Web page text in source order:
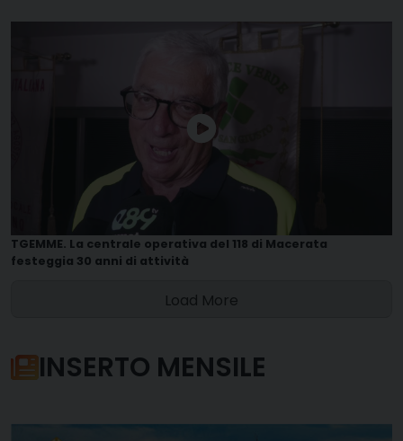
TGEMME. La centrale operativa del 118 di Macerata
festeggia 30 anni di attività
Load More
INSERTO MENSILE